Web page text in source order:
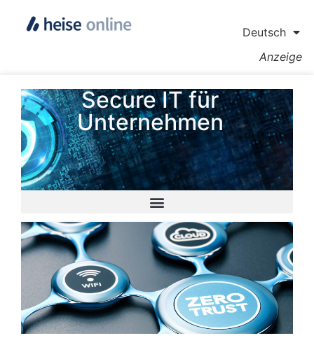
Deutsch
Anzeige
Secure IT für
Unternehmen